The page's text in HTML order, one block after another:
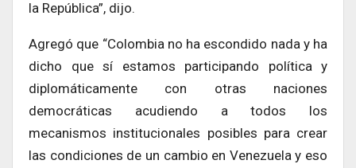
la República”, dijo.
Agregó que “Colombia no ha escondido nada y ha
dicho que sí estamos participando política y
diplomáticamente con otras naciones
democráticas acudiendo a todos los
mecanismos institucionales posibles para crear
las condiciones de un cambio en Venezuela y eso